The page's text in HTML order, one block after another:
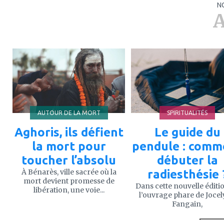
à
mes
favoris
AUTOUR DE LA MORT
Aghoris, ils défient
la mort pour
toucher l’absolu
À Bénarès, ville sacrée où la
mort devient promesse de
libération, une voie...
mes
favoris
SPIRITUALITÉS
Le guide du
pendule :
débuter la
radiesthésie
Dans cette nouvelle
l’ouvrage phare de
Fangain,